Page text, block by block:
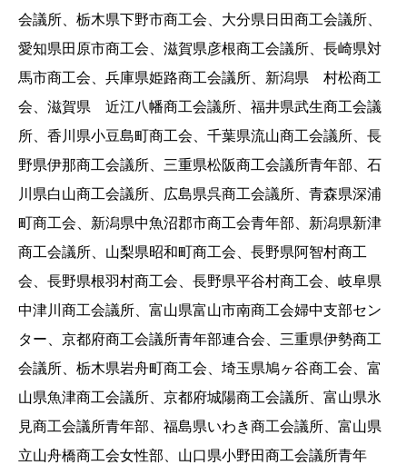
会議所、栃木県下野市商工会、大分県日田商工会議所、
愛知県田原市商工会、滋賀県彦根商工会議所、長崎県対
馬市商工会、兵庫県姫路商工会議所、新潟県 村松商工
会、滋賀県 近江八幡商工会議所、福井県武生商工会議
所、香川県小豆島町商工会、千葉県流山商工会議所、長
野県伊那商工会議所、三重県松阪商工会議所青年部、石
川県白山商工会議所、広島県呉商工会議所、青森県深浦
町商工会、新潟県中魚沼郡市商工会青年部、新潟県新津
商工会議所、山梨県昭和町商工会、長野県阿智村商工
会、長野県根羽村商工会、長野県平谷村商工会、岐阜県
中津川商工会議所、富山県富山市南商工会婦中支部セン
ター、京都府商工会議所青年部連合会、三重県伊勢商工
会議所、栃木県岩舟町商工会、埼玉県鳩ヶ谷商工会、富
山県魚津商工会議所、京都府城陽商工会議所、富山県氷
見商工会議所青年部、福島県いわき商工会議所、富山県
立山舟橋商工会女性部、山口県小野田商工会議所青年